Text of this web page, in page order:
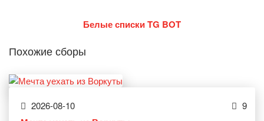
Белые списки TG BOT
Похожие сборы
2026-08-10 9